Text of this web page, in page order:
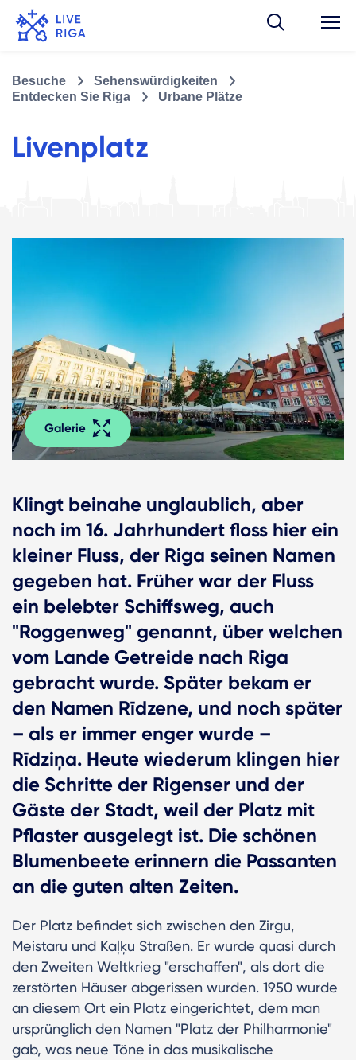
Besuche
Sehenswürdigkeiten
Entdecken Sie Riga
Urbane Plätze
Livenplatz
Galerie
Klingt beinahe unglaublich, aber
noch im 16. Jahrhundert floss hier ein
kleiner Fluss, der Riga seinen Namen
gegeben hat. Früher war der Fluss
ein belebter Schiffsweg, auch
"Roggenweg" genannt, über welchen
vom Lande Getreide nach Riga
gebracht wurde. Später bekam er
den Namen Rīdzene, und noch später
– als er immer enger wurde –
Rīdziņa. Heute wiederum klingen hier
die Schritte der Rigenser und der
Gäste der Stadt, weil der Platz mit
Pflaster ausgelegt ist. Die schönen
Blumenbeete erinnern die Passanten
an die guten alten Zeiten.
Der Platz befindet sich zwischen den Zirgu,
Meistaru und Kaļķu Straßen. Er wurde quasi durch
den Zweiten Weltkrieg "erschaffen", als dort die
zerstörten Häuser abgerissen wurden. 1950 wurde
an diesem Ort ein Platz eingerichtet, dem man
ursprünglich den Namen "Platz der Philharmonie"
gab, was neue Töne in das musikalische